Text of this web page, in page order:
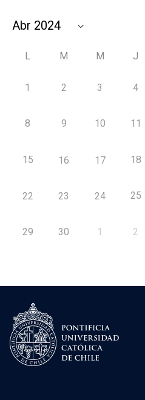
L M M J
1 2 3 4
8 9 10 11
15 16 17 18
22 23 24 25
29 30 1 2